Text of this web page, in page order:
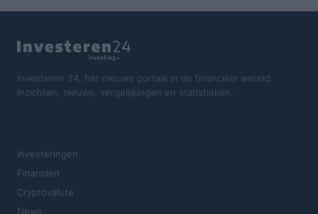
Investeren 24, het nieuwe portaal in de financiële wereld.
Inzichten, nieuws, vergelijkingen en statistieken.
Investeringen
Financiën
Cryptovaluta
News